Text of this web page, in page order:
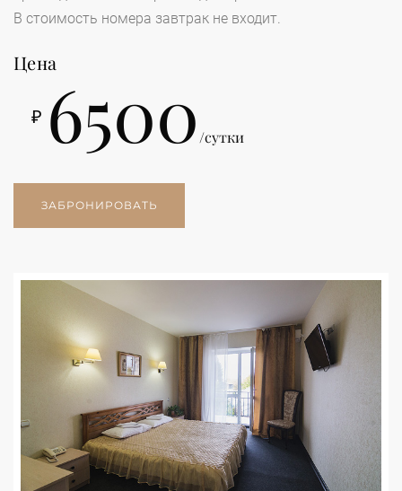
В стоимость номера завтрак не входит.
Цена
₽ 6500/сутки
ЗАБРОНИРОВАТЬ